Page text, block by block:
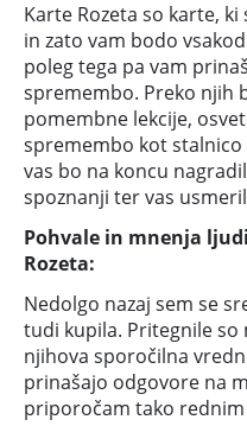
Karte Rozeta so karte,
in zato vam bodo
poleg tega pa vam
spremembo. Preko njih
pomembne lekcije,
spremembo kot stalnico
vas bo na koncu
spoznanji ter vas
Pohvale in mnenja
Rozeta:
Nedolgo nazaj sem se
tudi kupila. Pritegnile so
njihova sporočilna
prinašajo odgovore na
priporočam tako